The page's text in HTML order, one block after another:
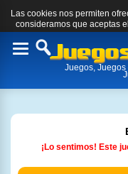
Las cookies nos permiten
consideramos que aceptas
Toggle
Juegos,
¡Lo sentimos! Este